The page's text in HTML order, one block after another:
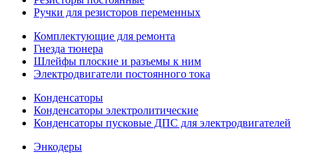
Ручки для резисторов переменных
Комплектующие для ремонта
Гнезда тюнера
Шлейфы плоские и разъемы к ним
Электродвигатели постоянного тока
Конденсаторы
Конденсаторы электролитические
Конденсаторы пусковые ДПС для электродвигателей
Энкодеры